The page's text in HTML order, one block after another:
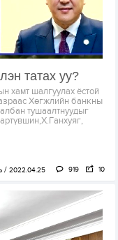
татах уу?
хамт шалгуулах ёстой
Хөгжлийн банкны
тушаалтнуудыг
2022.04.25 919 10